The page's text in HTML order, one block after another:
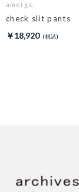
amerge.
check slit pants
￥18,920